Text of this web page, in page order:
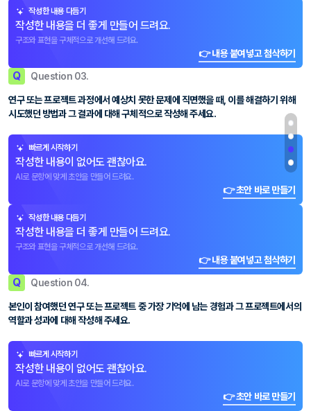
작성한 내용 다듬기
작성한 내용을 더 좋게 만들어 드려요.
구조와 표현을 구체적으로 개선해 드려요.
👉 내용 붙여넣고 첨삭하기
Q Question 03.
연구 또는 프로젝트 과정에서 예상치 못한 문제에 직면했을 때, 이를 해결하기 위해
시도했던 방법과 그 결과에 대해 구체적으로 작성해 주세요.
빠르게 시작하기
작성한 내용이 없어도 괜찮아요.
AI로 문항에 맞게 초안을 만들어 드려요.
👉 초안 바로 만들기
작성한 내용 다듬기
작성한 내용을 더 좋게 만들어 드려요.
구조와 표현을 구체적으로 개선해 드려요.
👉 내용 붙여넣고 첨삭하기
Q Question 04.
본인이 참여했던 연구 또는 프로젝트 중 가장 기억에 남는 경험과 그 프로젝트에서의
역할과 성과에 대해 작성해 주세요.
빠르게 시작하기
작성한 내용이 없어도 괜찮아요.
AI로 문항에 맞게 초안을 만들어 드려요.
👉 초안 바로 만들기